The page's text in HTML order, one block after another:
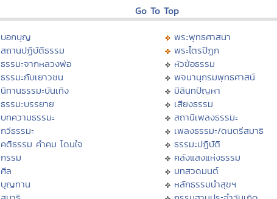
Go To Top
บอกบุญ
สถานปฏิบัติธรรม
ธรรมะจากหลวงพ่อ
ธรรมะกับเยาวชน
นิทานธรรมะบันเทิง
ธรรมะบรรยาย
บทความธรรมะ
กวีธรรมะ
คติธรรม คำคม โดนใจ
กรรม
ศีล
บุญทาน
พระพุทธศาสนา
พระไตรปิฏก
หัวข้อธรรม
พจนานุกรมพุทธศาสน์
มิลินทปัญหา
เสียงธรรม
สถานีเพลงธรรมะ
เพลงธรรมะ/ดนตรีสมาธิ
ธรรมะปฏิบัติ
คลังแสงแห่งธรรม
บทสวดมนต์
หลักธรรมนำสุขฯ